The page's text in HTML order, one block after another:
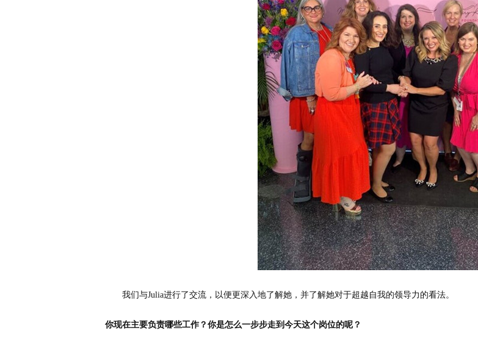
我们与Julia进行了交流，以便更深入地了解她，并了解她对于超越自我的领导力的看法。
你现在主要负责哪些工作？你是怎么一步步走到今天这个岗位的呢？